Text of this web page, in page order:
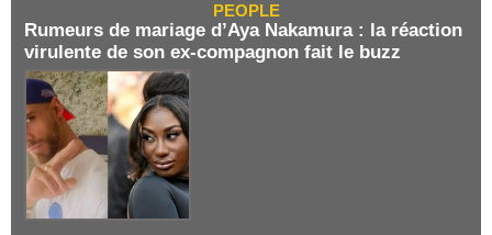
PEOPLE
Rumeurs de mariage d’Aya Nakamura : la réaction
virulente de son ex-compagnon fait le buzz